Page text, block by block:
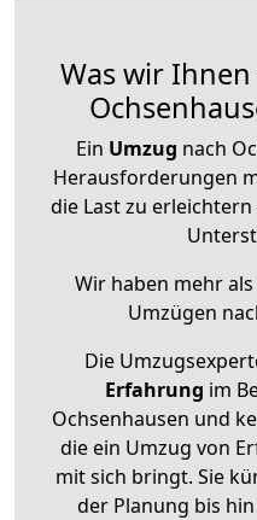
Was wir
Ein Umzug nach
Herausforderungen
die Last zu
Wir haben mehr
Umzügen
Die
Erfahrung im
Ochsenhausen und
die ein Umzug von
mit sich bringt. Sie
der Planung bis